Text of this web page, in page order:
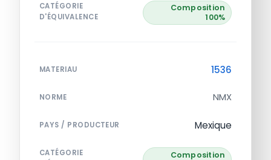
CATÉGORIE
D'ÉQUIVALENCE
Composition
100%
MATERIAU 1536
NORME NMX
PAYS / PRODUCTEUR Mexique
CATÉGORIE
Composition